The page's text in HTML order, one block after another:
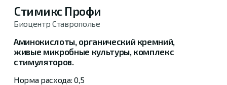
Стимикс Профи
Биоцентр Ставрополье
Аминокислоты, органический кремний,
живые микробные культуры, комплекс
стимуляторов.
0,5